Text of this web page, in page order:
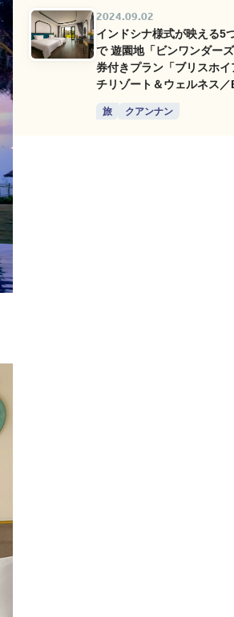
2024.09.02
インドシナ様式が映える5
で 遊園地「ビンワンダー
券付きプラン「ブリスホイ
チリゾート＆ウェルネス
旅 クアンナン